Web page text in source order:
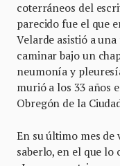
coterráneos del
parecido fue el que
Velarde asistió a
caminar bajo un
neumonía y
murió a los 33 años
Obregón de la
En su último mes de
saberlo, en el que lo